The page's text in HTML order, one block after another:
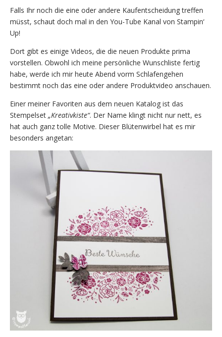
Falls Ihr noch die eine oder andere Kaufentscheidung treffen
müsst, schaut doch mal in den You-Tube Kanal von Stampin‘
Up!
Dort gibt es einige Videos, die die neuen Produkte prima
vorstellen. Obwohl ich meine persönliche Wunschliste fertig
habe, werde ich mir heute Abend vorm Schlafengehen
bestimmt noch das eine oder andere Produktvideo anschauen.
Einer meiner Favoriten aus dem neuen Katalog ist das
Stempelset „Kreativkiste“. Der Name klingt nicht nur nett, es
hat auch ganz tolle Motive. Dieser Blütenwirbel hat es mir
besonders angetan: